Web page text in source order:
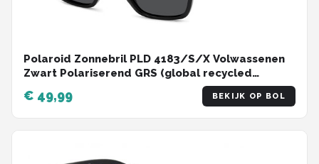
Polaroid Zonnebril PLD 4183/S/X Volwassenen
Zwart Polariserend GRS (global recycled
€ 49,99 BEKIJK OP BOL